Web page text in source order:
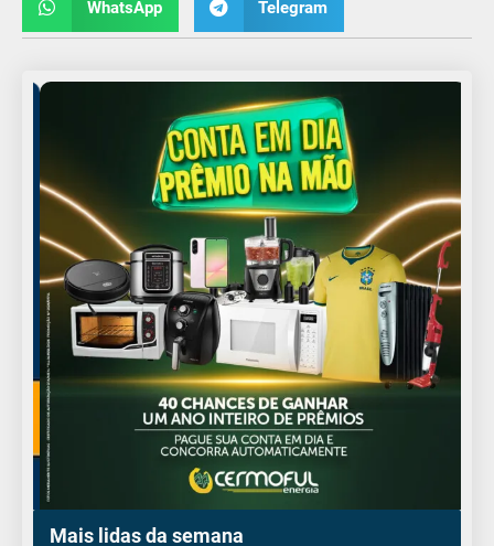
WhatsApp Telegram
Mais lidas da semana